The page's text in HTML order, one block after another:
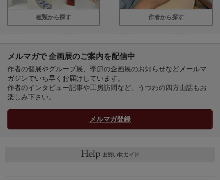
種類から探す 作者から探す
メルマガで 企画展のご案内を配信中
作者の個展やグループ展、季節の企画展のお知らせなどメールマ
ガジンでいち早くお届けしています。
作者のインタビュー記事や工房訪問など、うつわの四方山話もお
楽しみ下さい。
メルマガ登録